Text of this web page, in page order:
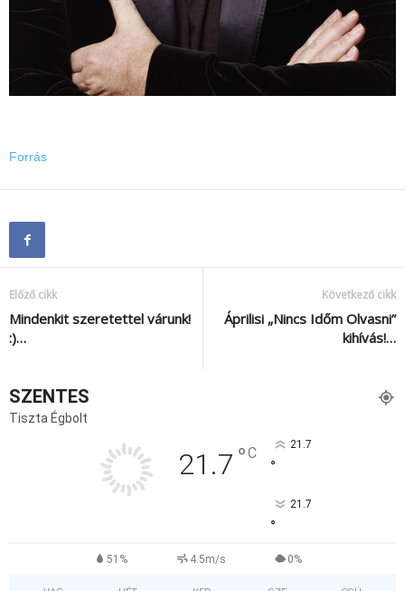
Forrás
Előző cikk
Mindenkit szeretettel várunk!
:)…
Következő cikk
Áprilisi „Nincs Időm Olvasni”
kihívás!…
SZENTES
Tiszta Égbolt
21.7 °C 21.7
°
21.7
°
51% 4.5m/s 0%